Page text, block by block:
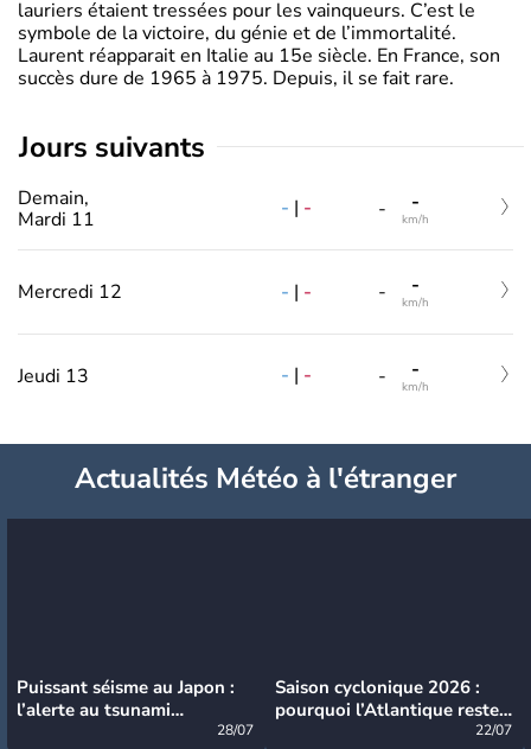
lauriers étaient tressées pour les vainqueurs. C’est le
symbole de la victoire, du génie et de l’immortalité.
Laurent réapparait en Italie au 15e siècle. En France, son
succès dure de 1965 à 1975. Depuis, il se fait rare.
jours suivants
Demain,
Mardi 11
- | - - -
km/h
Mercredi 12 - | - - -
km/h
Jeudi 13 - | - - -
km/h
Actualités Météo à l'étranger
Puissant séisme au Japon :
l’alerte au tsunami
28/07
Saison cyclonique 2026 :
pourquoi l’Atlantique reste
22/07